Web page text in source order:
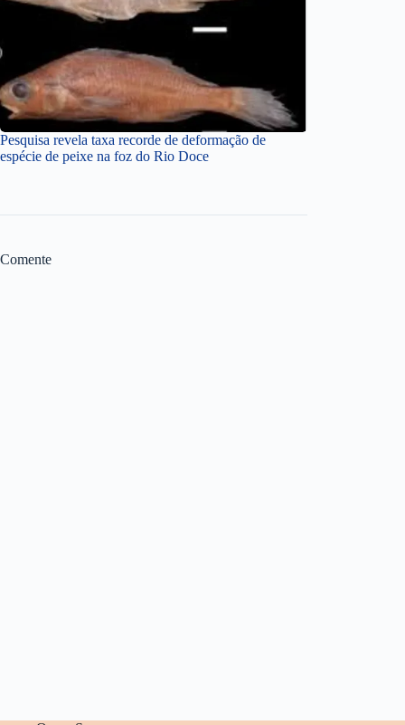
Pesquisa revela taxa recorde de deformação de
espécie de peixe na foz do Rio Doce
Comente